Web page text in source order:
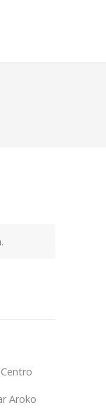
Aroko